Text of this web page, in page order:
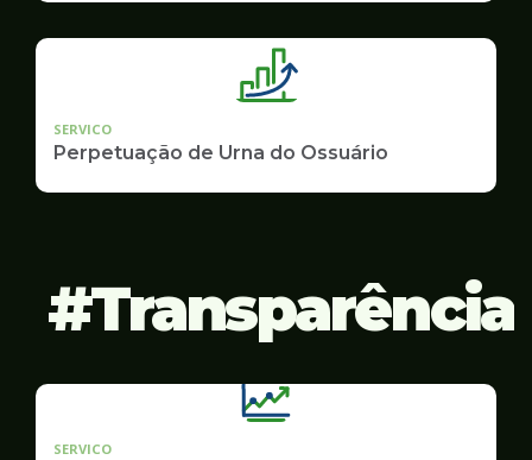
SERVICO
Perpetuação de Urna do Ossuário
Transparência
SERVICO